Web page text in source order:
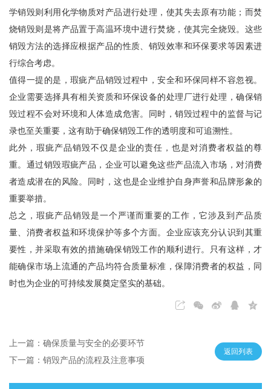
学销毁则利用化学物质对产品进行处理，使其失去原有功能；而焚
烧销毁则是将产品置于高温环境中进行焚烧，使其完全烧毁。这些
销毁方法的选择应根据产品的性质、销毁效率和环保要求等因素进
行综合考虑。
值得一提的是，瑕疵产品销毁过程中，安全和环保同样不容忽视。
企业需要选择具有相关资质和环保设备的处理厂进行处理，确保销
毁过程不会对环境和人体造成危害。同时，销毁过程中的监督与记
录也至关重要，这有助于确保销毁工作的透明度和可追溯性。
此外，瑕疵产品销毁不仅是企业的责任，也是对消费者权益的尊
重。通过销毁瑕疵产品，企业可以避免这些产品流入市场，对消费
者造成潜在的风险。同时，这也是企业维护自身声誉和品牌形象的
重要举措。
总之，瑕疵产品销毁是一个严谨而重要的工作，它涉及到产品质
量、消费者权益和环境保护等多个方面。企业应该充分认识到其重
要性，并采取有效的措施确保销毁工作的顺利进行。只有这样，才
能确保市场上流通的产品均符合质量标准，保障消费者的权益，同
时也为企业的可持续发展奠定坚实的基础。
上一篇：确保质量与安全的必要环节
下一篇：销毁产品的流程及注意事项
返回列表